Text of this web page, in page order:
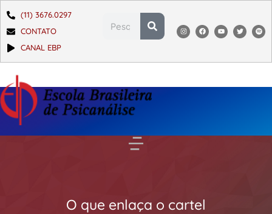
(11) 3676.0297
CONTATO
CANAL EBP
O que enlaça o cartel